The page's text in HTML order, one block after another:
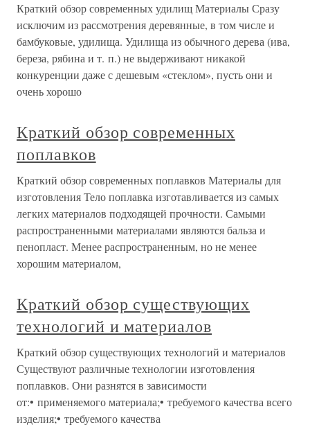
Краткий обзор современных удилищ Материалы Сразу
исключим из рассмотрения деревянные, в том числе и
бамбуковые, удилища. Удилища из обычного дерева (ива,
береза, рябина и т. п.) не выдерживают никакой
конкуренции даже с дешевым «стеклом», пусть они и
очень хорошо
Краткий обзор современных
поплавков
Краткий обзор современных поплавков Материалы для
изготовления Тело поплавка изготавливается из самых
легких материалов подходящей прочности. Самыми
распространенными материалами являются бальза и
пенопласт. Менее распространенным, но не менее
хорошим материалом,
Краткий обзор существующих
технологий и материалов
Краткий обзор существующих технологий и материалов
Существуют различные технологии изготовления
поплавков. Они разнятся в зависимости
от:• применяемого материала;• требуемого качества всего
изделия;• требуемого качества